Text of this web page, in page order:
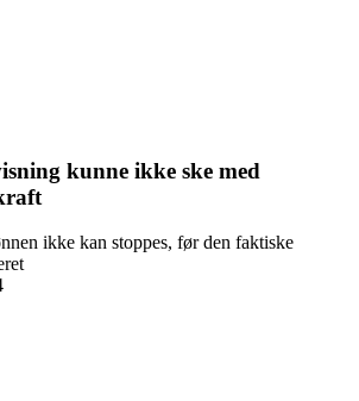
kunne ikke ske med
ikke kan stoppes, før den faktiske